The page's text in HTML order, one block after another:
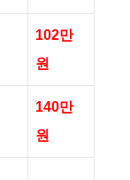
102만
원
140만
원